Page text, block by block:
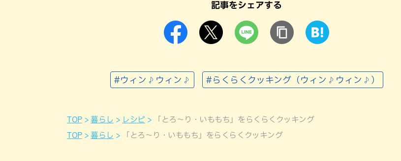
記事をシェアする
#ウィン♪ウィン♪ #らくらくクッキング（ウィン♪ウィン♪）
TOP 暮らし レシピ
「とろ～り・いももち」をらくらくクッキング
TOP
暮らし 「とろ～り・いももち」をらくらくクッキング